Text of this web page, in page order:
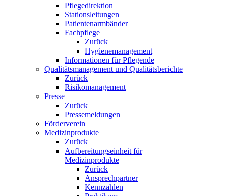
Pflegedirektion
Stationsleitungen
Patientenarmbänder
Fachpflege
Zurück
Hygienemanagement
Informationen für Pflegende
Qualitätsmanagement und Qualitätsberichte
Zurück
Risikomanagement
Presse
Zurück
Pressemeldungen
Förderverein
Medizinprodukte
Zurück
Aufbereitungseinheit für
Medizinprodukte
Zurück
Ansprechpartner
Kennzahlen